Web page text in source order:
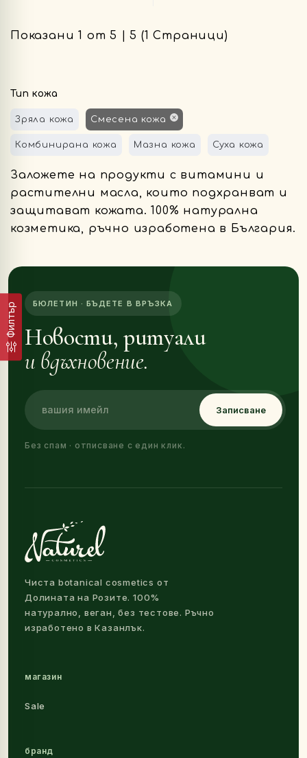
Филтър
Показани 1 от 5 | 5 (1 Страници)
Тип кожа
Зряла кожа Смесена кожа
Комбинирана кожа Мазна кожа Суха кожа
Заложете на продукти с витамини и
растителни масла, които подхранват и
защитават кожата. 100% натурална
козметика, ръчно изработена в България.
БЮЛЕТИН · БЪДЕТЕ В ВРЪЗКА
Новости, ритуали
и вдъхновение.
Записване
Без спам · отписване с един клик.
Чиста botanical cosmetics от
Долината на Розите. 100%
натурално, веган, без тестове. Ръчно
изработено в Казанлък.
магазин
Sale
бранд